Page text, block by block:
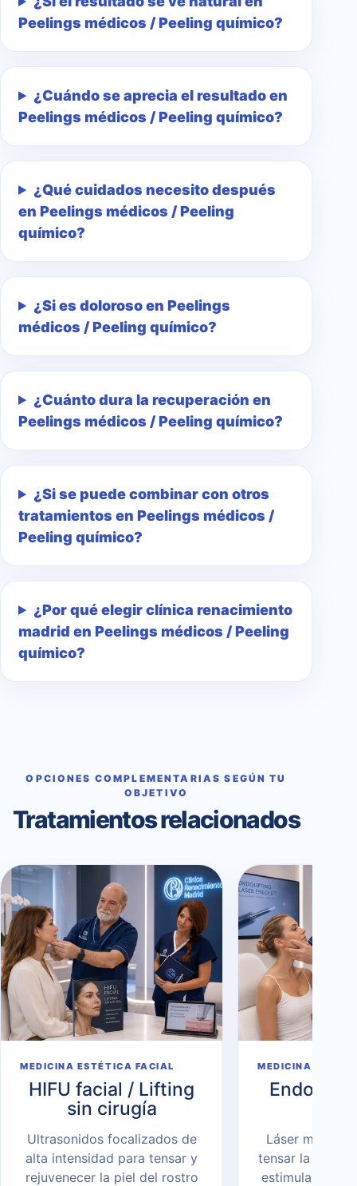
Peelings médicos / Peeling químico?
¿Cuándo se aprecia el resultado en
Peelings médicos / Peeling químico?
¿Qué cuidados necesito después
en Peelings médicos / Peeling
químico?
¿Si es doloroso en Peelings
médicos / Peeling químico?
¿Cuánto dura la recuperación en
Peelings médicos / Peeling químico?
¿Si se puede combinar con otros
tratamientos en Peelings médicos /
Peeling químico?
¿Por qué elegir clínica renacimiento
madrid en Peelings médicos / Peeling
químico?
OPCIONES COMPLEMENTARIAS SEGÚN TU
OBJETIVO
Tratamientos relacionados
MEDICINA ESTÉTICA FACIAL
HIFU facial / Lifting
sin cirugía
Ultrasonidos focalizados de
alta intensidad para tensar y
rejuvenecer la piel del rostro
MEDICINA
Láser
tensar la piel
estimular